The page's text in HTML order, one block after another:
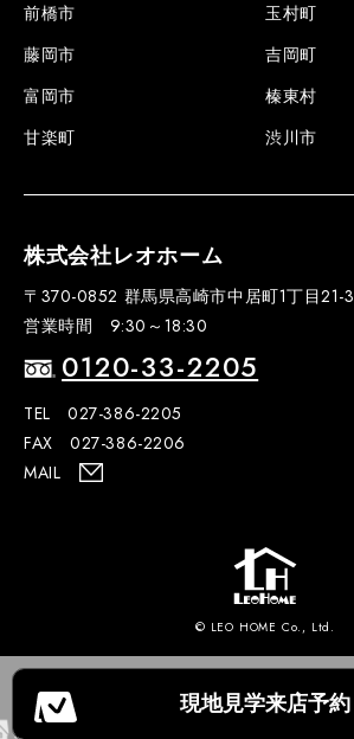
前橋市
藤岡市
富岡市
甘楽町
玉村町
吉岡町
榛東村
渋川市
株式会社レオホーム
〒370-0852 群馬県高崎市中居町1丁目21-3
営業時間 9:30～18:30
0120-33-2205
TEL 027-386-2205
FAX 027-386-2206
MAIL
© LEO HOME Co., Ltd.
現地見学来店予約